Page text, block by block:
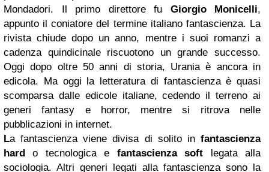
Mondadori. Il primo direttore fu Giorgio Monicelli,
appunto il coniatore del termine italiano fantascienza. La
rivista chiude dopo un anno, mentre i suoi romanzi a
cadenza quindicinale riscuotono un grande successo.
Oggi dopo oltre 50 anni di storia, Urania è ancora in
edicola. Ma oggi la letteratura di fantascienza è quasi
scomparsa dalle edicole italiane, cedendo il terreno ai
generi fantasy e horror, mentre si ritrova nelle
pubblicazioni in internet.
La fantascienza viene divisa di solito in fantascienza
hard o tecnologica e fantascienza soft legata alla
sociologia. Altri generi legati alla fantascienza sono la